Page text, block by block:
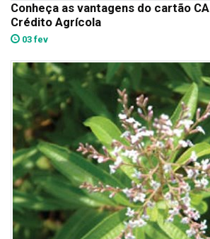
Conheça as vantagens do cartão
Crédito Agrícola
03 fev